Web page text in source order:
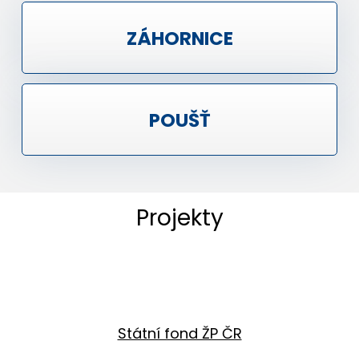
ZÁHORNICE
POUŠŤ
Projekty
Státní fond ŽP ČR